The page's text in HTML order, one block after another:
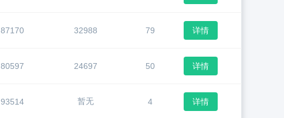
87170 32988 79 详情
80597 24697 50 详情
93514 暂无 4 详情